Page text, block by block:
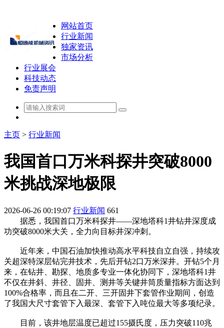
网站首页
行业新闻
独家资讯
市场分析
行业展会
科技动态
免责声明
主页 > 行业新闻
我国首口万米科探井突破8000
米挑战深地极限
2026-06-26 00:19:07 行业新闻 661
据悉，我国首口万米科探井——深地塔科1井钻井深度成
功突破8000米大关，全力向目标井深冲刺。
近年来，中国石油加快推动高水平科技自立自强，持续攻
关超深特深层钻完井技术，先后开钻2口万米深井。开钻5个月
来，在钻井、勘探、地质多专业一体化协同下，深地塔科1井
不仅在井斜、井径、固井、测井等关键井筒质量指标方面达到
100%合格率，而且在二开、三开固井下套管作业期间，创造
了我国大尺寸套管下入最深、套管下入吨位最大等多项纪录。
目前，该井地层温度已超过155摄氏度，压力突破110兆